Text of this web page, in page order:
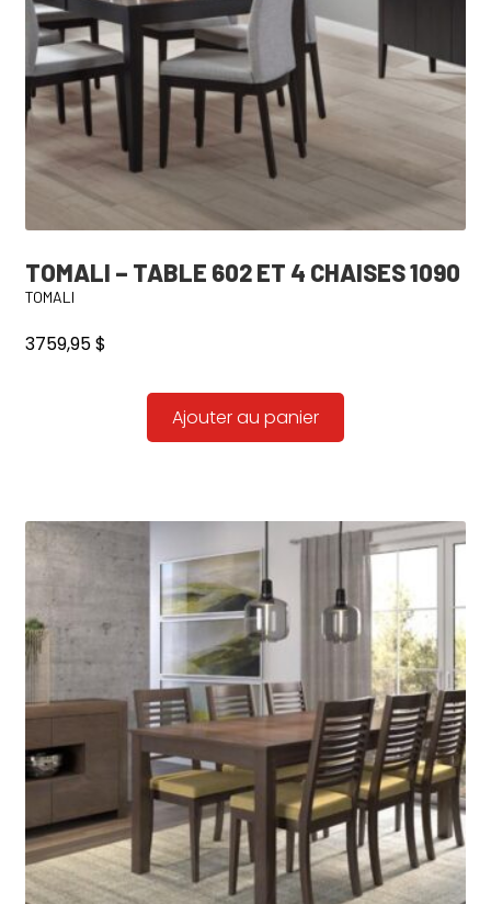
TOMALI – TABLE 602 ET 4 CHAISES 1090
TOMALI
3759,95$
Ajouter au panier